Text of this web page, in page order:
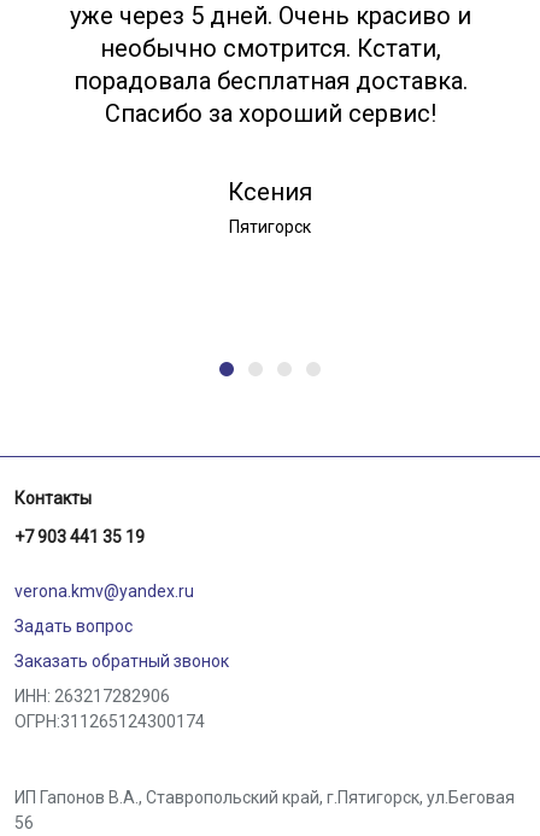
уже через 5 дней. Очень красиво и
необычно смотрится. Кстати,
порадовала бесплатная доставка.
Спасибо за хороший сервис!
Ксения
Пятигорск
Контакты
+7 903 441 35 19
verona.kmv@yandex.ru
Задать вопрос
Заказать обратный звонок
ИНН: 263217282906
ОГРН:311265124300174
ИП Гапонов В.А., Ставропольский край, г.Пятигорск, ул.Беговая
56